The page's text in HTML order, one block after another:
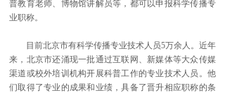
普教育老师、博物馆讲解员等，都可以申报科学传播专
业职称。
目前北京市有科学传播专业技术人员5万余人。近年
来，北京市还涌现一批通过互联网、新媒体等大众传媒
渠道或校外培训机构开展科普工作的专业技术人员。他
们取得了专业的成果和业绩，具备了晋升相应职称的条